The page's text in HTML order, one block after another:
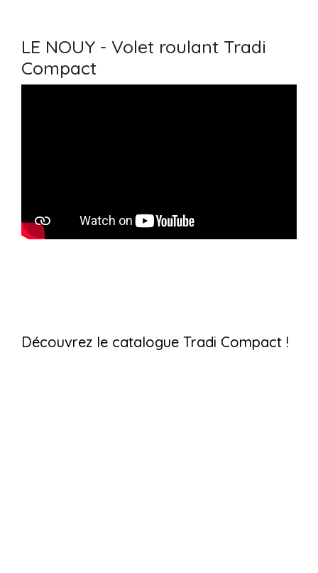
LE NOUY - Volet roulant Tradi
Compact
Découvrez le catalogue Tradi Compact !